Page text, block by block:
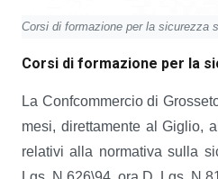
Corsi di formazione per la sicurezza
Corsi di formazione per la
La Confcommercio di
mesi, direttamente al Giglio,
relativi alla normativa sulla